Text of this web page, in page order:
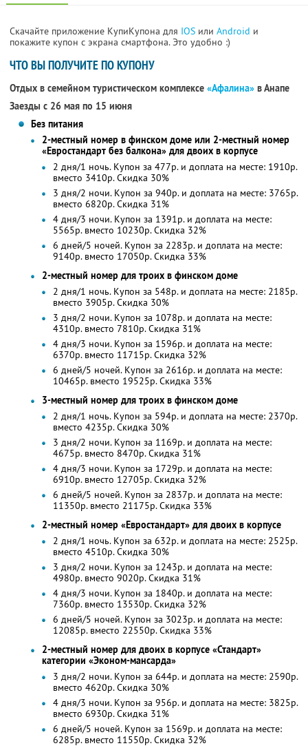
Скачайте приложение КупиКупона для IOS или Android и
покажите купон с экрана смартфона. Это удобно :)
ЧТО ВЫ ПОЛУЧИТЕ ПО КУПОНУ
Отдых в семейном туристическом комплексе «Афалина» в Анапе
Заезды с 26 мая по 15 июня
Без питания
2-местный номер в финском доме или 2-местный номер
«Евростандарт без балкона» для двоих в корпусе
2 дня/1 ночь. Купон за 477р. и доплата на месте: 1910р.
вместо 3410р.Скидка 30%
3 дня/2 ночи. Купон за 940р. и доплата на месте: 3765р.
вместо 6820р.Скидка 31%
4 дня/3 ночи. Купон за 1391р. и доплата на месте:
5565р. вместо 10230р. Скидка 32%
6 дней/5 ночей. Купон за 2283р. и доплата на месте:
9140р. вместо 17050р. Скидка 33%
2-местный номер для троих в финском доме
2 дня/1 ночь. Купон за 548р. и доплата на месте: 2185р.
вместо 3905р.Скидка 30%
3 дня/2 ночи. Купон за 1078р. и доплата на месте:
4310р. вместо 7810р.Скидка 31%
4 дня/3 ночи. Купон за 1596р. и доплата на месте:
6370р. вместо 11715р. Скидка 32%
6 дней/5 ночей. Купон за 2616р. и доплата на месте:
10465р. вместо 19525р. Скидка 33%
3-местный номер для троих в финском доме
2 дня/1 ночь. Купон за 594р. и доплата на месте: 2370р.
вместо 4235р.Скидка 30%
3 дня/2 ночи. Купон за 1169р. и доплата на месте:
4675р. вместо 8470р.Скидка 31%
4 дня/3 ночи. Купон за 1729р. и доплата на месте:
6910р. вместо 12705р. Скидка 32%
6 дней/5 ночей. Купон за 2837р. и доплата на месте:
11350р. вместо 21175р. Скидка 33%
2-местный номер «Евростандарт» для двоих в корпусе
2 дня/1 ночь. Купон за 632р. и доплата на месте: 2525р.
вместо 4510р.Скидка 30%
3 дня/2 ночи. Купон за 1243р. и доплата на месте:
4980р. вместо 9020р.Скидка 31%
4 дня/3 ночи. Купон за 1840р. и доплата на месте:
7360р. вместо 13530р. Скидка 32%
6 дней/5 ночей. Купон за 3023р. и доплата на месте:
12085р. вместо 22550р. Скидка 33%
2-местный номер для двоих в корпусе «Стандарт»
категории «Эконом-мансарда»
3 дня/2 ночи. Купон за 644р. и доплата на месте: 2590р.
вместо 4620р.Скидка 30%
4 дня/3 ночи. Купон за 956р. и доплата на месте: 3825р.
вместо 6930р.Скидка 31%
6 дней/5 ночей. Купон за 1569р. и доплата на месте:
6285р. вместо 11550р. Скидка 32%